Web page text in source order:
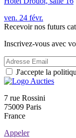
ven. 24 févr.
Recevoir nos futurs
Inscrivez-vous avec
J'accepte la
7 rue Rossini
75009 Paris
France
Appeler